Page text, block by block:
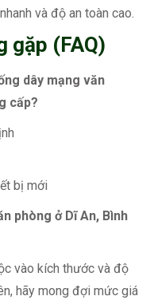
và độ an toàn cao.
gặp (FAQ)
dây mạng văn
cấp?
bị mới
phòng ở Dĩ An, Bình
vào kích thước và độ
hãy mong đợi mức giá